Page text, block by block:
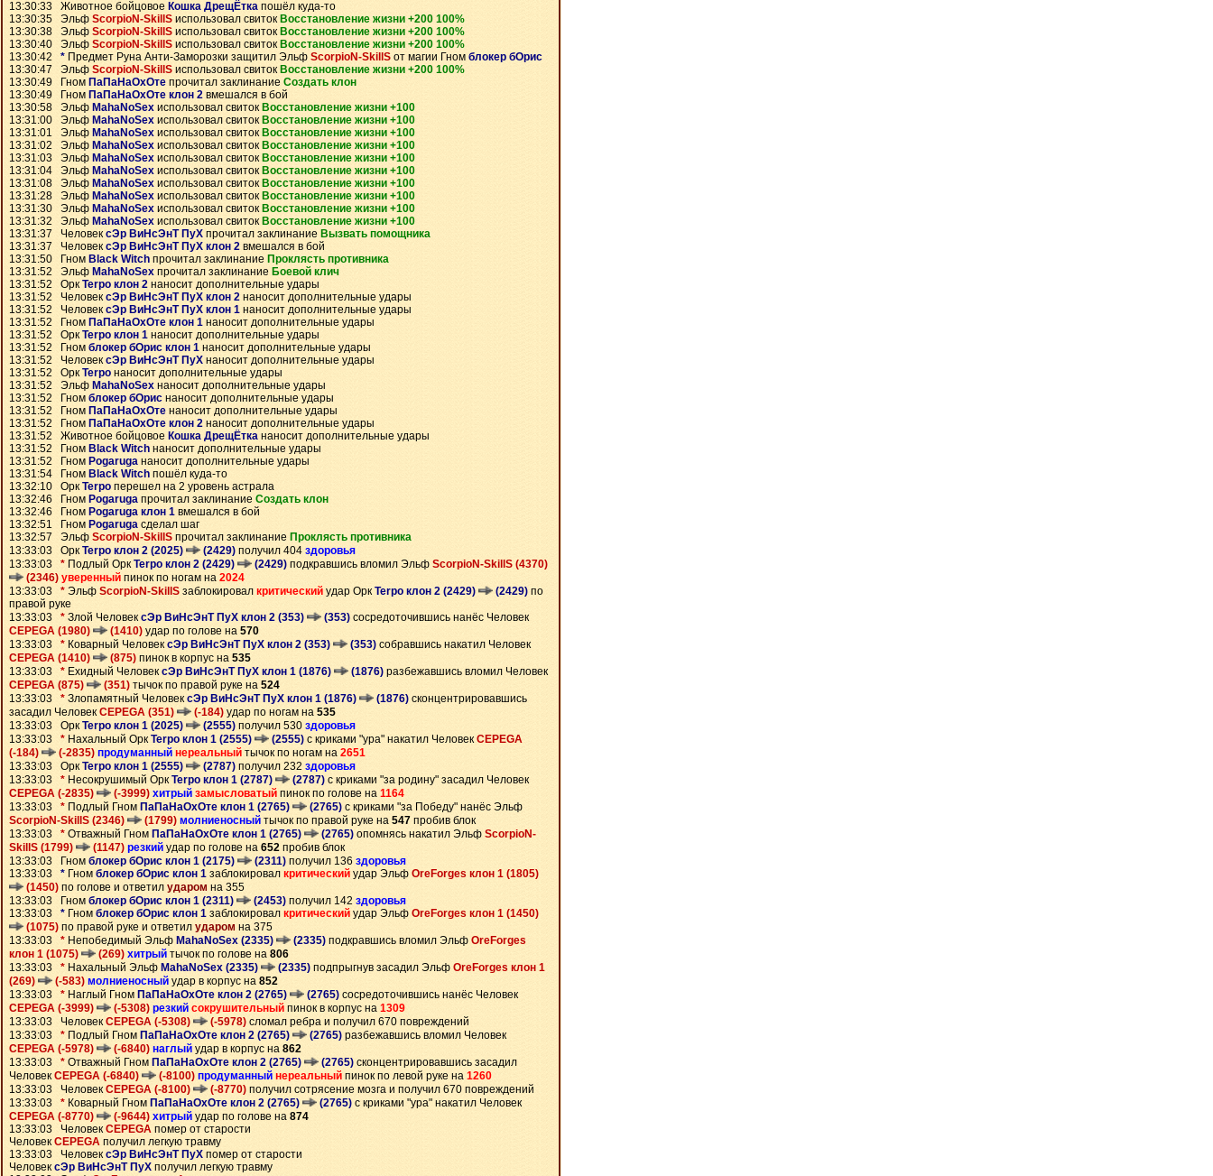
13:30:33 Животное бойцовое Кошка ДрещЁтка пошёл куда-то
13:30:35 Эльф ScorpioN-SkillS использовал свиток Восстановление жизни +200 100%
13:30:38 Эльф ScorpioN-SkillS использовал свиток Восстановление жизни +200 100%
13:30:40 Эльф ScorpioN-SkillS использовал свиток Восстановление жизни +200 100%
13:30:42 * Предмет Руна Анти-Заморозки защитил Эльф ScorpioN-SkillS от магии Гном блокер бОрис
13:30:47 Эльф ScorpioN-SkillS использовал свиток Восстановление жизни +200 100%
13:30:49 Гном ПаПаНаОхОте прочитал заклинание Создать клон
13:30:49 Гном ПаПаНаОхОте клон 2 вмешался в бой
13:30:58 Эльф MahaNoSex использовал свиток Восстановление жизни +100
13:31:00 Эльф MahaNoSex использовал свиток Восстановление жизни +100
13:31:01 Эльф MahaNoSex использовал свиток Восстановление жизни +100
13:31:02 Эльф MahaNoSex использовал свиток Восстановление жизни +100
13:31:03 Эльф MahaNoSex использовал свиток Восстановление жизни +100
13:31:04 Эльф MahaNoSex использовал свиток Восстановление жизни +100
13:31:08 Эльф MahaNoSex использовал свиток Восстановление жизни +100
13:31:28 Эльф MahaNoSex использовал свиток Восстановление жизни +100
13:31:30 Эльф MahaNoSex использовал свиток Восстановление жизни +100
13:31:32 Эльф MahaNoSex использовал свиток Восстановление жизни +100
13:31:37 Человек сЭр ВиНсЭнТ ПуХ прочитал заклинание Вызвать помощника
13:31:37 ЧеловексЭр ВиНсЭнТ ПуХ клон 2 вмешался в бой
13:31:50 Гном Black Witch прочитал заклинание Проклясть противника
13:31:52 Эльф MahaNoSex прочитал заклинание Боевой клич
13:31:52 ОркTerpo клон 2 наносит дополнительные удары
13:31:52 ЧеловексЭр ВиНсЭнТ ПуХ клон 2 наносит дополнительные удары
13:31:52 ЧеловексЭр ВиНсЭнТ ПуХ клон 1 наносит дополнительные удары
13:31:52 Гном ПаПаНаОхОте клон 1 наносит дополнительные удары
13:31:52 ОркTerpo клон 1 наносит дополнительные удары
13:31:52 Гном блокер бОрис клон 1 наносит дополнительные удары
13:31:52 ЧеловексЭр ВиНсЭнТ ПуХ наносит дополнительные удары
13:31:52 ОркTerpo наносит дополнительные удары
13:31:52 Эльф MahaNoSex наносит дополнительные удары
13:31:52 Гном блокер бОрис наносит дополнительные удары
13:31:52 Гном ПаПаНаОхОте наносит дополнительные удары
13:31:52 Гном ПаПаНаОхОте клон 2 наносит дополнительные удары
13:31:52 Животное бойцовое Кошка ДрещЁтка наносит дополнительные удары
13:31:52 Гном Black Witch наносит дополнительные удары
13:31:52 Гном Pogaruga наносит дополнительные удары
13:31:54 Гном Black Witch пошёл куда-то
13:32:10 ОркTerpo перешел на 2 уровень астрала
13:32:46 Гном Pogaruga прочитал заклинание Создать клон
13:32:46 Гном Pogaruga клон 1 вмешался в бой
13:32:51 Гном Pogaruga сделал шаг
13:32:57 Эльф ScorpioN-SkillS прочитал заклинание Проклясть противника
13:33:03 ОркTerpo клон 2 (2025) (2429) получил 404 здоровья
13:33:03 * Подлый ОркTerpo клон 2 (2429) (2429) подкравшись вломил Эльф ScorpioN-SkillS (4370)
(2346) уверенный пинок по ногам на 2024
13:33:03 * Эльф ScorpioN-SkillS заблокировал критический удар ОркTerpo клон 2 (2429) (2429) по
правой руке
13:33:03 * Злой Человек сЭр ВиНсЭнТ ПуХ клон 2 (353) (353) сосредоточившись нанёс Человек
CEPEGA (1980)
(1410) удар по голове на 570
13:33:03 * Коварный Человек сЭр ВиНсЭнТ ПуХ клон 2 (353) (353) собравшись накатил Человек
CEPEGA (1410)
(875) пинок в корпус на 535
13:33:03 * Ехидный ЧеловексЭр ВиНсЭнТ ПуХ клон 1 (1876) (1876) разбежавшись вломил Человек
CEPEGA (875)
(351) тычок по правой руке на 524
13:33:03 * Злопамятный ЧеловексЭр ВиНсЭнТ ПуХ клон 1 (1876) (1876) сконцентрировавшись
засадил ЧеловекCEPEGA (351) (-184) удар по ногам на 535
13:33:03 ОркTerpo клон 1 (2025) (2555) получил 530 здоровья
13:33:03 * Нахальный ОркTerpo клон 1 (2555) (2555) с криками "ура" накатил ЧеловекCEPEGA
(-184)
(-2835) продуманный нереальный тычок по ногам на 2651
13:33:03 ОркTerpo клон 1 (2555) (2787) получил 232 здоровья
13:33:03 * Несокрушимый ОркTerpo клон 1 (2787) (2787) с криками "за родину" засадил Человек
CEPEGA (-2835)
(-3999) хитрый замысловатый пинок по голове на 1164
13:33:03 * Подлый Гном ПаПаНаОхОте клон 1 (2765) (2765) с криками "за Победу" нанёс Эльф
ScorpioN-SkillS (2346)
(1799) молниеносный тычок по правой руке на 547 пробив блок
13:33:03 * Отважный Гном ПаПаНаОхОте клон 1 (2765) (2765) опомнясь накатил Эльф ScorpioN-
SkillS (1799)
(1147) резкий удар по голове на 652 пробив блок
13:33:03 Гном блокер бОрис клон 1 (2175) (2311) получил 136 здоровья
13:33:03 * Гном блокер бОрис клон 1 заблокировал критический удар Эльф OreForges клон 1 (1805)
(1450) по голове и ответил ударом на 355
13:33:03 Гном блокер бОрис клон 1 (2311) (2453) получил 142 здоровья
13:33:03 * Гном блокер бОрис клон 1 заблокировал критический удар Эльф OreForges клон 1 (1450)
(1075) по правой руке и ответил ударом на 375
13:33:03 * Непобедимый Эльф MahaNoSex (2335) (2335) подкравшись вломил Эльф OreForges
клон 1 (1075)
(269) хитрый тычок по голове на 806
13:33:03 * Нахальный Эльф MahaNoSex (2335) (2335) подпрыгнув засадил Эльф OreForges клон 1
(269)
(-583) молниеносный удар в корпус на 852
13:33:03 * Наглый Гном ПаПаНаОхОте клон 2 (2765) (2765) сосредоточившись нанёс Человек
CEPEGA (-3999)
(-5308) резкий сокрушительный пинок в корпус на 1309
13:33:03 ЧеловекCEPEGA (-5308) (-5978) сломал ребра и получил 670 повреждений
13:33:03 * Подлый Гном ПаПаНаОхОте клон 2 (2765) (2765) разбежавшись вломил Человек
CEPEGA (-5978)
(-6840) наглый удар в корпус на 862
13:33:03 * Отважный Гном ПаПаНаОхОте клон 2 (2765) (2765) сконцентрировавшись засадил
ЧеловекCEPEGA (-6840) (-8100) продуманный нереальный пинок по левой руке на 1260
13:33:03 ЧеловекCEPEGA (-8100) (-8770) получил сотрясение мозга и получил 670 повреждений
13:33:03 * Коварный Гном ПаПаНаОхОте клон 2 (2765) (2765) с криками "ура" накатил Человек
CEPEGA (-8770)
(-9644) хитрый удар по голове на 874
13:33:03 Человек CEPEGA помер от старости
Человек CEPEGA получил легкую травму
13:33:03 ЧеловексЭр ВиНсЭнТ ПуХ помер от старости
ЧеловексЭр ВиНсЭнТ ПуХ получил легкую травму